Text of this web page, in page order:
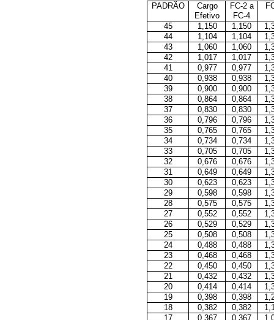
PADRÃO Cargo FC-2 a
Efetivo
FC-4
45
1,150 1,150
44
1,104 1,104
43
1,060 1,060
42
1,017 1,017
41
0,977 0,977
40
0,938 0,938
39
0,900 0,900
38
0,864 0,864
37
0,830 0,830
36
0,796 0,796
35
0,765 0,765
34
0,734 0,734
33
0,705 0,705
32
0,676 0,676
31
0,649 0,649
30
0,623 0,623
29
0,598 0,598
28
0,575 0,575
27
0,552 0,552
26
0,529 0,529
25
0,508 0,508
24
0,488 0,488
23
0,468 0,468
22
0,450 0,450
21
0,432 0,432
20
0,414 0,414
19
0,398 0,398
18
0,382 0,382
17
0,367 0,367